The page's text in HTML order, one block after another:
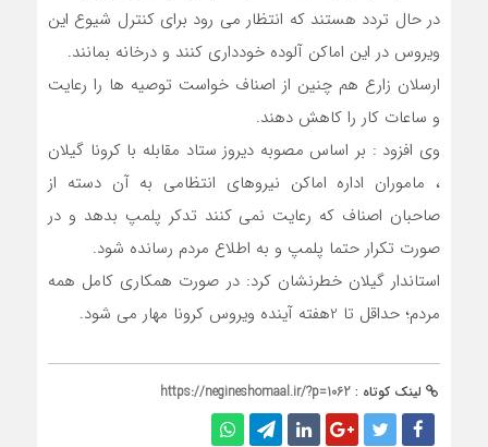
در حال تردد هستند که انتظار می رود برای کنترل شیوع این
ویروس در این اماکن آلوده خودداری کنند و درخانه بمانند.
ارسلان زارع هم چنین از اصناف خواست توصیه ها را رعایت
و ساعات کار را کاهش دهند.
وی افزود : بر اساس مصوبه دیروز ستاد مقابله با کرونا گیلان
، ماموران اداره اماکن نیروهای انتظامی به آن دسته از
صاحبان اصناف که رعایت نمی کنند تدکر پلمپ بدهد و در
صورت تکرار حتما پلمپ و به اطلاع مردم‌ رسانده شود.
استاندار گیلان خطرنشان کرد: در صورت همکاری کامل همه
مردم‌؛ حداقل تا 2هفته آینده ویروس کرونا مهار می شود.
لینک کوتاه : https://negineshomaal.ir/?p=1062